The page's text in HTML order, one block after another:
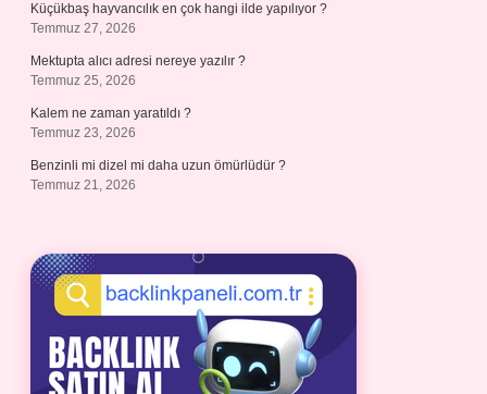
Küçükbaş hayvancılık en çok hangi ilde yapılıyor ?
Temmuz 27, 2026
Mektupta alıcı adresi nereye yazılır ?
Temmuz 25, 2026
Kalem ne zaman yaratıldı ?
Temmuz 23, 2026
Benzinli mi dizel mi daha uzun ömürlüdür ?
Temmuz 21, 2026